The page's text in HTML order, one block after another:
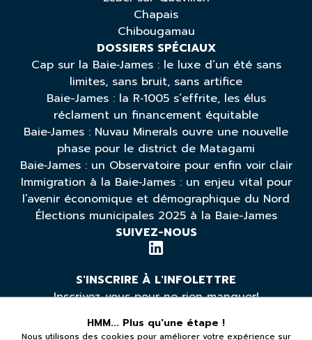
Chapais
Chibougamau
DOSSIERS SPÉCIAUX
Cap sur la Baie‑James : le luxe d’un été sans
limites, sans bruit, sans artifice
Baie-James : la R‑1005 s’effrite, les élus
réclament un financement équitable
Baie‑James : Nuvau Minerals ouvre une nouvelle
phase pour le district de Matagami
Baie‑James : un Observatoire pour enfin voir clair
Immigration à la Baie‑James : un enjeu vital pour
l’avenir économique et démographique du Nord
Élections municipales 2025 à la Baie-James
SUIVEZ-NOUS
S'INSCRIRE À L'INFOLETTRE
Inscrivez-vous pour ne rien manquer!
HMM... Plus qu'une étape !
Nous utilisons des cookies pour améliorer votre expérience sur